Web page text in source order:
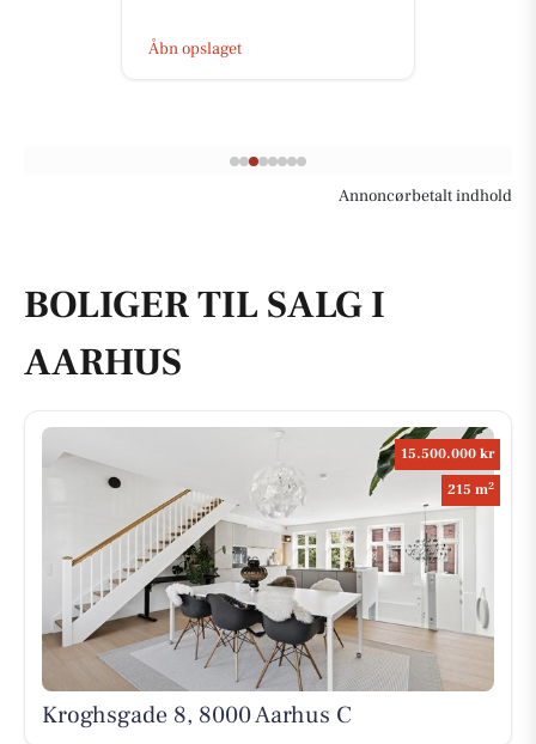
Åbn opslaget
Annoncørbetalt indhold
BOLIGER TIL SALG I
AARHUS
15.500.000 kr
215 m2
Kroghsgade 8, 8000 Aarhus C